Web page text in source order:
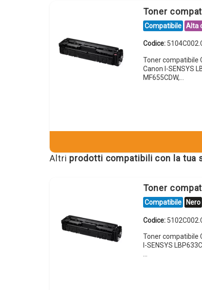
Toner
Compatibile Alta
Codice:
Toner compatibile
Canon I-SENSYS
MF655CDW,…
Altri prodotti compatibili con la tua
Toner
Compatibile Nero
Codice:
Toner compatibile
I-SENSYS
…